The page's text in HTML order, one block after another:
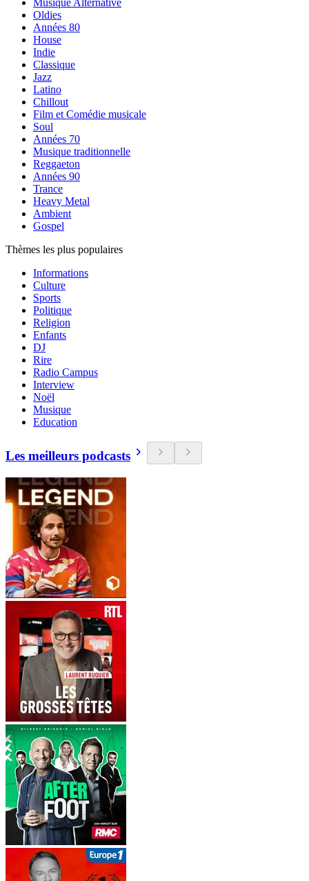
Musique Alternative
Oldies
Années 80
House
Indie
Classique
Jazz
Latino
Chillout
Film et Comédie musicale
Soul
Années 70
Musique traditionnelle
Reggaeton
Années 90
Trance
Heavy Metal
Ambient
Gospel
Thèmes les plus populaires
Informations
Culture
Sports
Politique
Religion
Enfants
DJ
Rire
Radio Campus
Interview
Noël
Musique
Education
Les meilleurs podcasts